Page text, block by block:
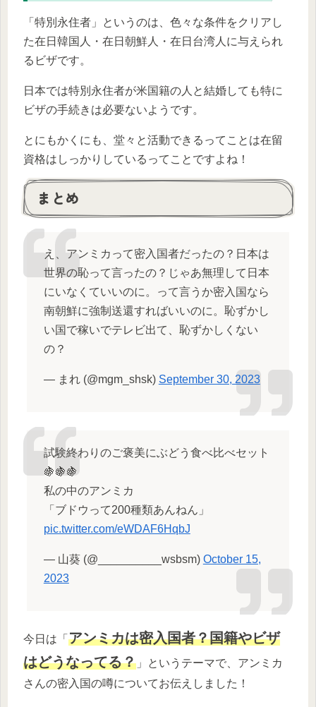
「特別永住者」というのは、色々な条件をクリアし
た在日韓国人・在日朝鮮人・在日台湾人に与えられ
るビザです。
日本では特別永住者が米国籍の人と結婚しても特に
ビザの手続きは必要ないようです。
とにもかくにも、堂々と活動できるってことは在留
資格はしっかりしているってことですよね！
まとめ
え、アンミカって密入国者だったの？日本は
世界の恥って言ったの？じゃあ無理して日本
にいなくていいのに。って言うか密入国なら
南朝鮮に強制送還すればいいのに。恥ずかし
い国で稼いでテレビ出て、恥ずかしくない
の？
— まれ (@mgm_shsk) September 30, 2023
試験終わりのご褒美にぶどう食べ比べセット
🍇🍇🍇
私の中のアンミカ
「ブドウって200種類あんねん」
pic.twitter.com/eWDAF6HqbJ
— 山葵 (@__________wsbsm) October 15,
2023
今日は「 アンミカは密入国者？国籍やビザ
はどうなってる？ 」というテーマで、アンミカ
さんの密入国の噂についてお伝えしました！